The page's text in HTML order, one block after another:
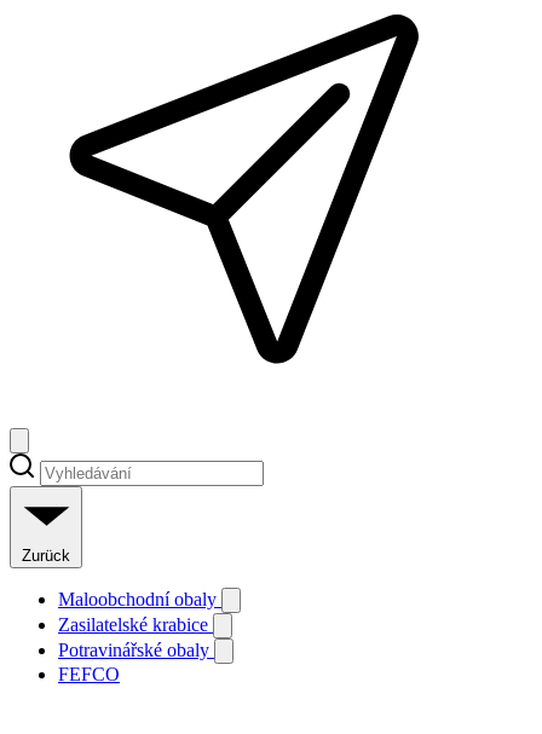
Zurück
Maloobchodní obaly
Zasilatelské krabice
Potravinářské obaly
FEFCO